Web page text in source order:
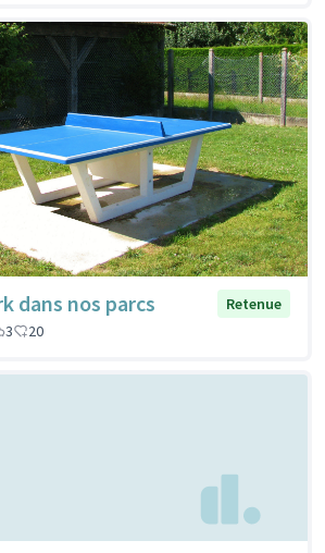
dans nos parcs
Retenue
3 20